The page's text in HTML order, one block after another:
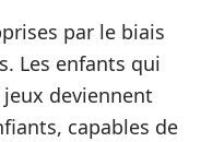
par le biais
Les enfants qui
deviennent
capables de